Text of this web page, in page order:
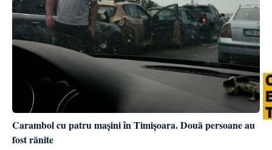
Carambol cu patru mașini în Timișoara. Două persoane au
fost rănite